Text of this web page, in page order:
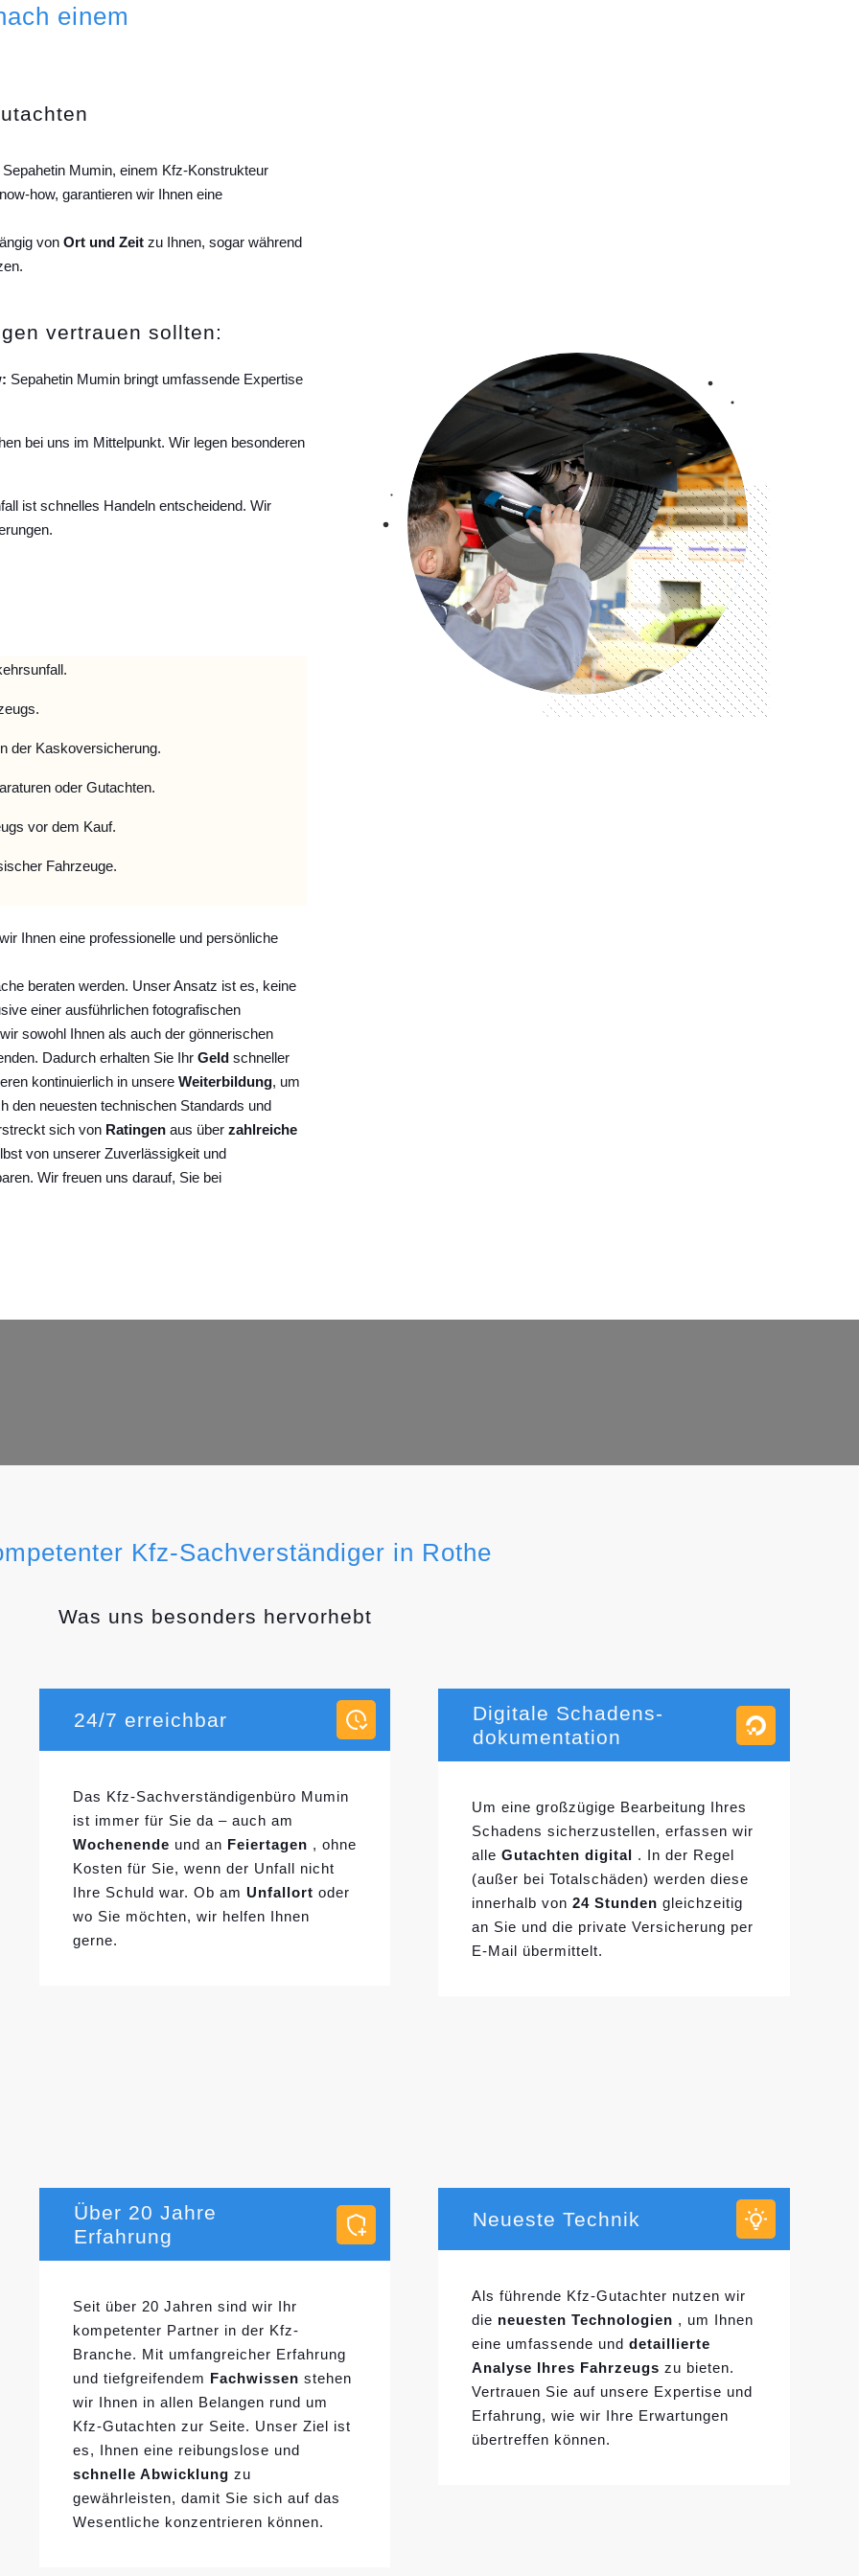
einem
Mumin, einem Kfz-Konstrukteur
how, garantieren wir Ihnen eine
von Ort und Zeit zu Ihnen, sogar während
vertrauen sollten:
Sepahetin Mumin bringt umfassende Expertise
bei uns im Mittelpunkt. Wir legen besonderen
ist schnelles Handeln entscheidend. Wir
der Kaskoversicherung.
oder Gutachten.
vor dem Kauf.
Fahrzeuge.
Ihnen eine professionelle und persönliche
beraten werden. Unser Ansatz ist es, keine
einer ausführlichen fotografischen
sowohl Ihnen als auch der gönnerischen
Dadurch erhalten Sie Ihr Geld schneller
kontinuierlich in unsere Weiterbildung, um
den neuesten technischen Standards und
sich von Ratingen aus über zahlreiche
von unserer Zuverlässigkeit und
Wir freuen uns darauf, Sie bei
Kfz-Sachverständiger in Rothe
Was uns besonders hervorhebt
24/7 erreichbar
Das Kfz-Sachverständigenbüro Mumin
ist immer für Sie da – auch am
Wochenende und an Feiertagen , ohne
Kosten für Sie, wenn der Unfall nicht
Ihre Schuld war. Ob am Unfallort oder
wo Sie möchten, wir helfen Ihnen
gerne.
Digitale Schadens-
dokumentation
Um eine großzügige Bearbeitung Ihres
Schadens sicherzustellen, erfassen wir
alleGutachten digital
. In der Regel
(außer bei Totalschäden) werden diese
innerhalb von24 Stunden gleichzeitig
an Sie und die private Versicherung per
E-Mail übermittelt.
Über 20 Jahre
Erfahrung
Seit über 20 Jahren sind wir Ihr
kompetenter Partner in der Kfz-
Branche. Mit umfangreicher Erfahrung
und tiefgreifendem Fachwissen stehen
wir Ihnen in allen Belangen rund um
Kfz-Gutachten zur Seite. Unser Ziel ist
es, Ihnen eine reibungslose und
schnelle Abwicklung zu
gewährleisten, damit Sie sich auf das
Wesentliche konzentrieren können.
Neueste Technik
Als führende Kfz-Gutachter nutzen wir
die neuesten Technologien , um Ihnen
eine umfassende unddetaillierte
Analyse Ihres Fahrzeugs zu bieten.
Vertrauen Sie auf unsere Expertise und
Erfahrung, wie wir Ihre Erwartungen
übertreffen können.